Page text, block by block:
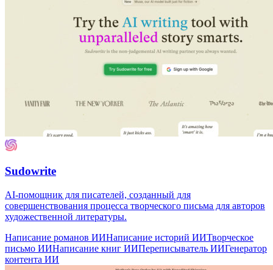
Sudowrite
AI-помощник для писателей, созданный для
совершенствования процесса творческого письма для авторов
художественной литературы.
Написание романов ИИНаписание историй ИИТворческое
письмо ИИНаписание книг ИИПереписыватель ИИГенератор
контента ИИ